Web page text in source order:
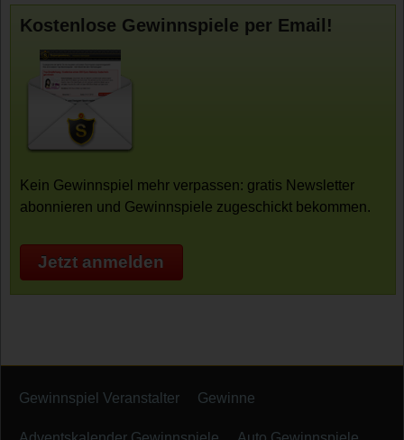
Kostenlose Gewinnspiele per Email!
Kein Gewinnspiel mehr verpassen: gratis Newsletter
abonnieren und Gewinnspiele zugeschickt bekommen.
Jetzt anmelden
Gewinnspiel Veranstalter Gewinne